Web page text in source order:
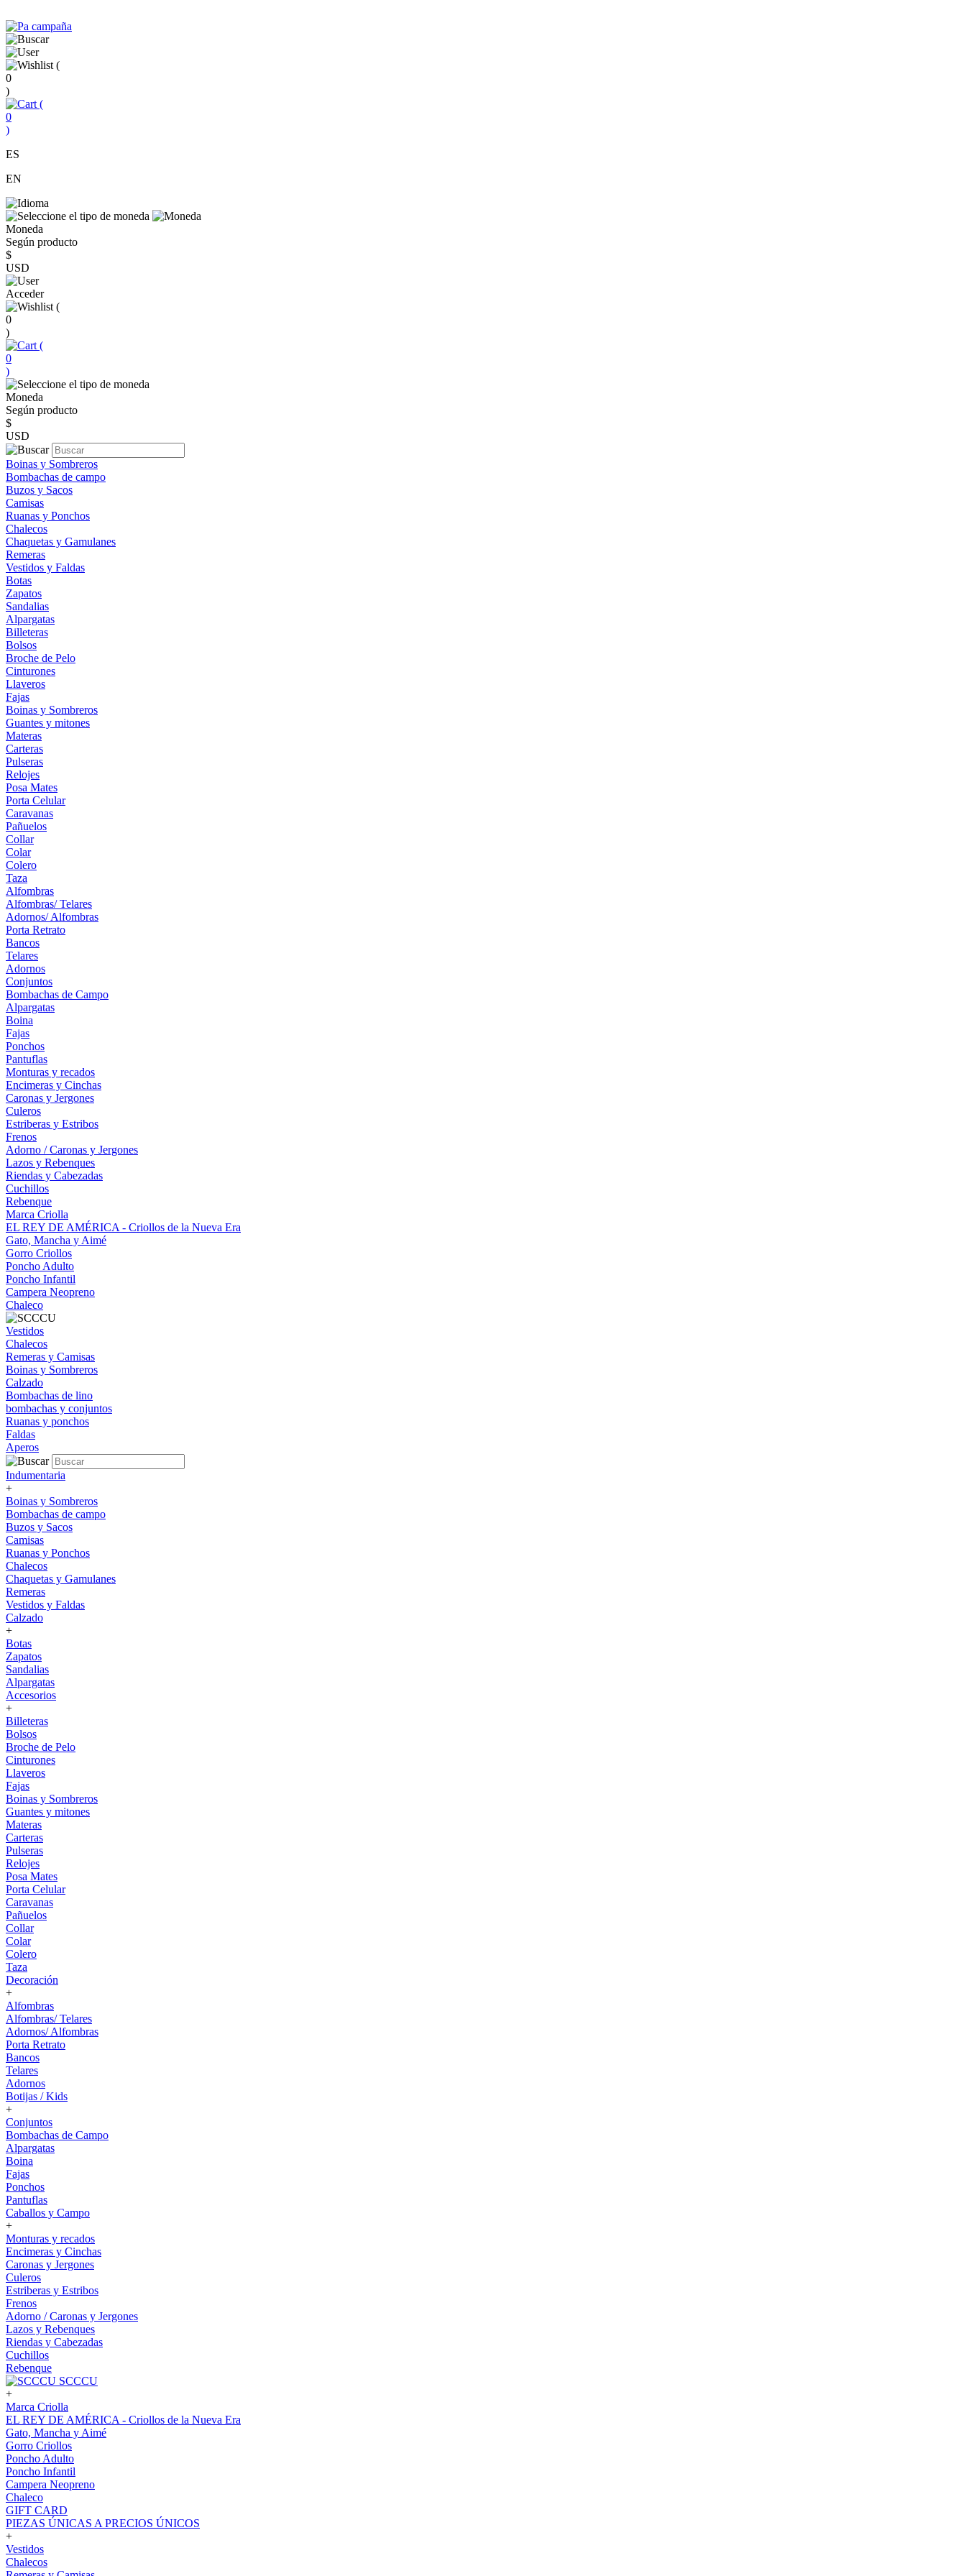
(
0
)
(
0
)
ES
EN
Moneda
Según producto
$
USD
Acceder
(
0
)
(
0
)
Moneda
Según producto
$
USD
Boinas y Sombreros
Bombachas de campo
Buzos y Sacos
Camisas
Ruanas y Ponchos
Chalecos
Chaquetas y Gamulanes
Remeras
Vestidos y Faldas
Botas
Zapatos
Sandalias
Alpargatas
Billeteras
Bolsos
Broche de Pelo
Cinturones
Llaveros
Fajas
Boinas y Sombreros
Guantes y mitones
Materas
Carteras
Pulseras
Relojes
Posa Mates
Porta Celular
Caravanas
Pañuelos
Collar
Colar
Colero
Taza
Alfombras
Alfombras/ Telares
Adornos/ Alfombras
Porta Retrato
Bancos
Telares
Adornos
Conjuntos
Bombachas de Campo
Alpargatas
Boina
Fajas
Ponchos
Pantuflas
Monturas y recados
Encimeras y Cinchas
Caronas y Jergones
Culeros
Estriberas y Estribos
Frenos
Adorno / Caronas y Jergones
Lazos y Rebenques
Riendas y Cabezadas
Cuchillos
Rebenque
Marca Criolla
EL REY DE AMÉRICA - Criollos de la Nueva Era
Gato, Mancha y Aimé
Gorro Criollos
Poncho Adulto
Poncho Infantil
Campera Neopreno
Chaleco
Vestidos
Chalecos
Remeras y Camisas
Boinas y Sombreros
Calzado
Bombachas de lino
bombachas y conjuntos
Ruanas y ponchos
Faldas
Aperos
Indumentaria
+
Boinas y Sombreros
Bombachas de campo
Buzos y Sacos
Camisas
Ruanas y Ponchos
Chalecos
Chaquetas y Gamulanes
Remeras
Vestidos y Faldas
Calzado
+
Botas
Zapatos
Sandalias
Alpargatas
Accesorios
+
Billeteras
Bolsos
Broche de Pelo
Cinturones
Llaveros
Fajas
Boinas y Sombreros
Guantes y mitones
Materas
Carteras
Pulseras
Relojes
Posa Mates
Porta Celular
Caravanas
Pañuelos
Collar
Colar
Colero
Taza
Decoración
+
Alfombras
Alfombras/ Telares
Adornos/ Alfombras
Porta Retrato
Bancos
Telares
Adornos
Botijas / Kids
+
Conjuntos
Bombachas de Campo
Alpargatas
Boina
Fajas
Ponchos
Pantuflas
Caballos y Campo
+
Monturas y recados
Encimeras y Cinchas
Caronas y Jergones
Culeros
Estriberas y Estribos
Frenos
Adorno / Caronas y Jergones
Lazos y Rebenques
Riendas y Cabezadas
Cuchillos
Rebenque
SCCCU
+
Marca Criolla
EL REY DE AMÉRICA - Criollos de la Nueva Era
Gato, Mancha y Aimé
Gorro Criollos
Poncho Adulto
Poncho Infantil
Campera Neopreno
Chaleco
GIFT CARD
PIEZAS ÚNICAS A PRECIOS ÚNICOS
+
Vestidos
Chalecos